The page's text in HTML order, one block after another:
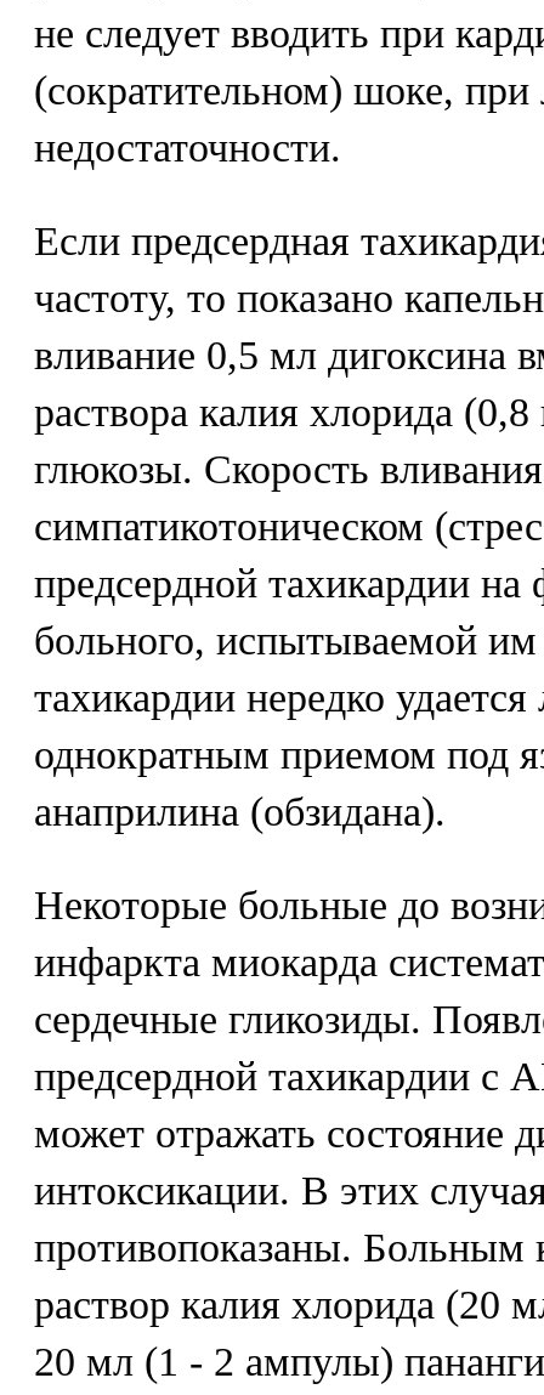
не следует вводить при
(сократительном) шоке, при
недостаточности.
Если предсердная
частоту, то показано
вливание 0,5 мл дигоксина
раствора калия хлорида
глюкозы. Скорость
симпатикотоническом
предсердной тахикардии
больного, испытываемой им
тахикардии нередко
однократным приемом под
анаприлина (обзидана).
Некоторые больные до
инфаркта миокарда
сердечные гликозиды.
предсердной тахикардии с
может отражать состояние
интоксикации. В этих
противопоказаны. Больным
раствор калия хлорида (20
20 мл (1 - 2 ампулы)